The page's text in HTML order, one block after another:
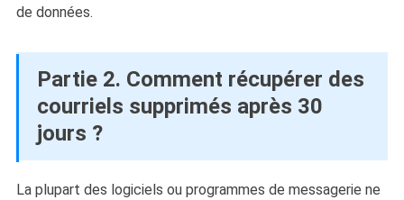
de données.
Partie 2. Comment récupérer des
courriels supprimés après 30
jours ?
La plupart des logiciels ou programmes de messagerie ne